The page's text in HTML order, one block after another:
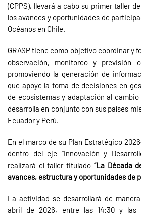
(CPPS), llevará a cabo su primer taller
los avances y oportunidades de
Océanos en Chile.
GRASP tiene como objetivo coordinar y
observación, monitoreo y previsión
promoviendo la generación de
que apoye la toma de decisiones en
de ecosistemas y adaptación al
desarrolla en conjunto con sus países
Ecuador y Perú.
En el marco de su Plan Estratégico
dentro del eje “Innovación y
realizará el taller titulado “La Década
avances, estructura y oportunidades de
La actividad se desarrollará de
abril de 2026, entre las 14:30 y las